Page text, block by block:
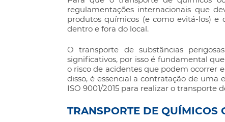
regulamentações internacionais que
produtos químicos (e como evitá-los) e
dentro e fora do local.
O transporte de substâncias
significativos, por isso é fundamental
o risco de acidentes que podem ocorrer
disso, é essencial a contratação de uma
ISO 9001/2015 para realizar o transporte
TRANSPORTE DE QUÍMICOS